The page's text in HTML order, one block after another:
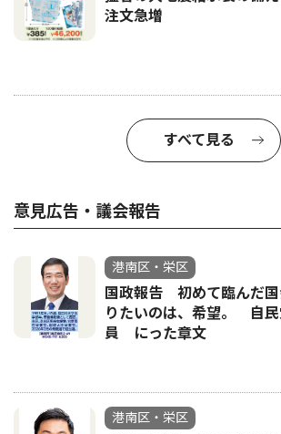
注文急増
すべて見る
意見広告・議会報告
港南区・栄区
国政報告 初めて臨んだ国
りたいのは、希望。 自
員 にった章文
港南区・栄区